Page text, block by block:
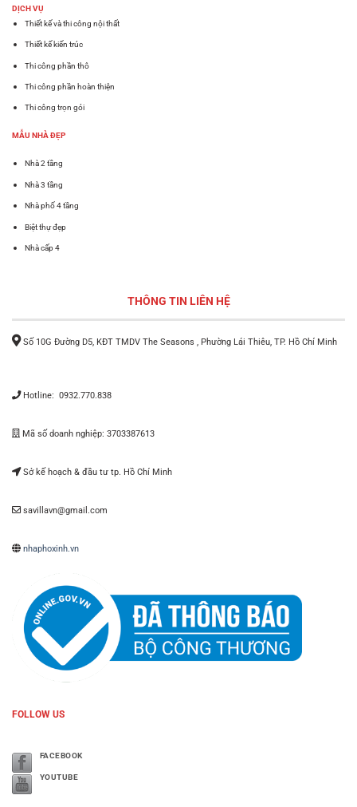
DỊCH VỤ
Thiết kế và thi công nội thất
Thiết kế kiến trúc
Thi công phần thô
Thi công phần hoàn thiện
Thi công trọn gói
MẪU NHÀ ĐẸP
Nhà 2 tầng
Nhà 3 tầng
Nhà phố 4 tầng
Biệt thự đẹp
Nhà cấp 4
THÔNG TIN LIÊN HỆ
Số 10G Đường D5, KĐT TMDV The Seasons , Phường Lái Thiêu, TP. Hồ Chí Minh
Hotline: 0932.770.838
Mã số doanh nghiệp: 3703387613
Sở kế hoạch & đầu tư tp. Hồ Chí Minh
savillavn@gmail.com
nhaphoxinh.vn
FOLLOW US
FACEBOOK
YOUTUBE